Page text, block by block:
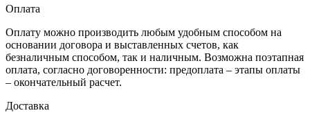
Оплата
Оплату можно производить любым удобным способом на
основании договора и выставленных счетов, как
безналичным способом, так и наличным. Возможна поэтапная
оплата, согласно договоренности: предоплата – этапы оплаты
– окончательный расчет.
Доставка